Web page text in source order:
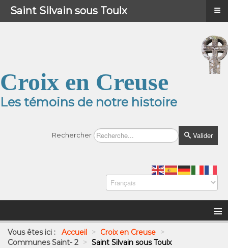
Croix en Creuse
Les témoins de notre histoire
Rechercher Valider
≡
Vous êtes ici : Accueil > Croix en Creuse >
Communes Saint- 2 > Saint Silvain sous Toulx
Menu ≡
Saint Silvain sous Toulx ≡